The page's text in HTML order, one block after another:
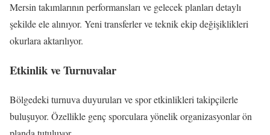
Mersin takımlarının performansları ve gelecek planları detaylı
şekilde ele alınıyor. Yeni transferler ve teknik ekip değişiklikleri
okurlara aktarılıyor.
Etkinlik ve Turnuvalar
Bölgedeki turnuva duyuruları ve spor etkinlikleri takipçilerle
buluşuyor. Özellikle genç sporculara yönelik organizasyonlar ön